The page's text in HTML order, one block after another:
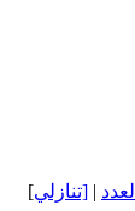
العدد | [تنازلي]